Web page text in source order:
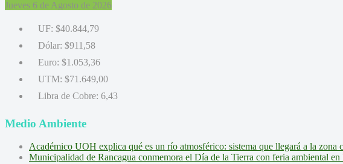
Jueves 6 de Agosto de 2026
UF: $40.844,79
Dólar: $911,58
Euro: $1.053,36
UTM: $71.649,00
Libra de Cobre: 6,43
Medio Ambiente
Académico UOH explica qué es un río atmosférico: sistema que llegará a la zona
Municipalidad de Rancagua conmemora el Día de la Tierra con feria ambiental en